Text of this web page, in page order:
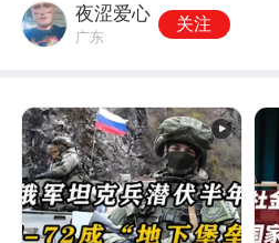
夜涩爱心
广东
关注